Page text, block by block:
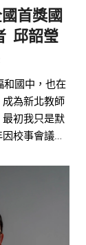
國首獎國
邱韶瑩
和國中，也在
為新北教師
初我只是默
校事會議與
只是組織，